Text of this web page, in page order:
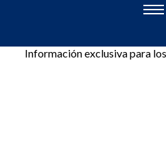
Información exclusiva para